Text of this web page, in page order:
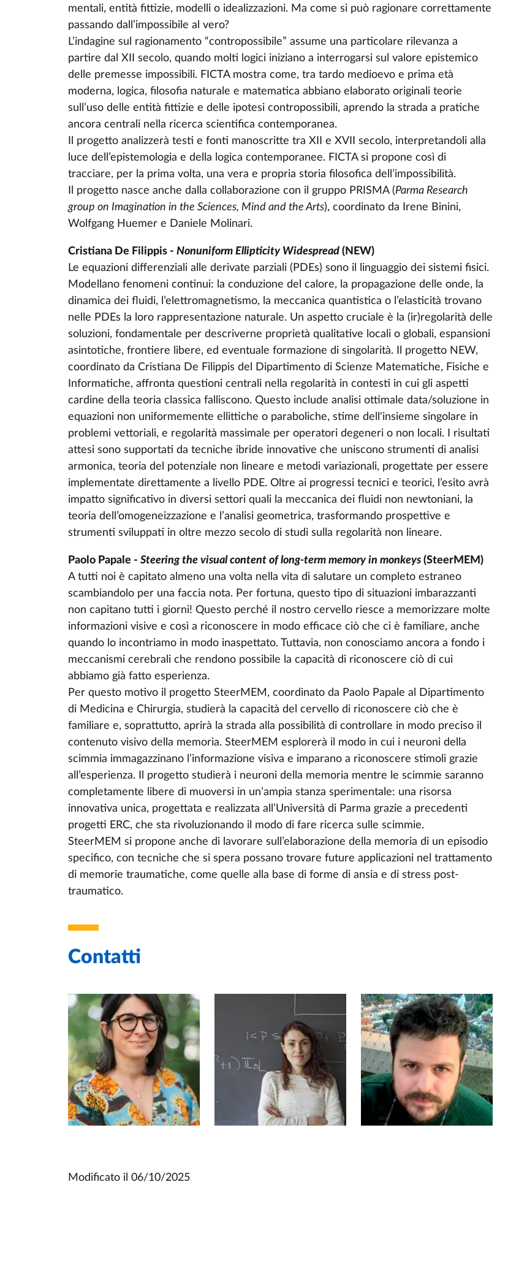
mentali, entità fittizie, modelli o idealizzazioni. Ma come si può ragionare correttamente
passando dall’impossibile al vero?
L’indagine sul ragionamento “contropossibile” assume una particolare rilevanza a
partire dal XII secolo, quando molti logici iniziano a interrogarsi sul valore epistemico
delle premesse impossibili. FICTA mostra come, tra tardo medioevo e prima età
moderna, logica, filosofia naturale e matematica abbiano elaborato originali teorie
sull’uso delle entità fittizie e delle ipotesi contropossibili, aprendo la strada a pratiche
ancora centrali nella ricerca scientifica contemporanea.
Il progetto analizzerà testi e fonti manoscritte tra XII e XVII secolo, interpretandoli alla
luce dell’epistemologia e della logica contemporanee. FICTA si propone così di
tracciare, per la prima volta, una vera e propria storia filosofica dell’impossibilità.
Il progetto nasce anche dalla collaborazione con il gruppo PRISMA (Parma Research
group on Imagination in the Sciences, Mind and the Arts), coordinato da Irene Binini,
Wolfgang Huemer e Daniele Molinari.
Cristiana De Filippis - Nonuniform Ellipticity Widespread (NEW)
Le equazioni differenziali alle derivate parziali (PDEs) sono il linguaggio dei sistemi fisici.
Modellano fenomeni continui: la conduzione del calore, la propagazione delle onde, la
dinamica dei fluidi, l’elettromagnetismo, la meccanica quantistica o l’elasticità trovano
nelle PDEs la loro rappresentazione naturale. Un aspetto cruciale è la (ir)regolarità delle
soluzioni, fondamentale per descriverne proprietà qualitative locali o globali, espansioni
asintotiche, frontiere libere, ed eventuale formazione di singolarità. Il progetto NEW,
coordinato da Cristiana De Filippis del Dipartimento di Scienze Matematiche, Fisiche e
Informatiche, affronta questioni centrali nella regolarità in contesti in cui gli aspetti
cardine della teoria classica falliscono. Questo include analisi ottimale data/soluzione in
equazioni non uniformemente ellittiche o paraboliche, stime dell'insieme singolare in
problemi vettoriali, e regolarità massimale per operatori degeneri o non locali. I risultati
attesi sono supportati da tecniche ibride innovative che uniscono strumenti di analisi
armonica, teoria del potenziale non lineare e metodi variazionali, progettate per essere
implementate direttamente a livello PDE. Oltre ai progressi tecnici e teorici, l’esito avrà
impatto significativo in diversi settori quali la meccanica dei fluidi non newtoniani, la
teoria dell’omogeneizzazione e l’analisi geometrica, trasformando prospettive e
strumenti sviluppati in oltre mezzo secolo di studi sulla regolarità non lineare.
Paolo Papale - Steering the visual content of long-term memory in monkeys (SteerMEM)
A tutti noi è capitato almeno una volta nella vita di salutare un completo estraneo
scambiandolo per una faccia nota. Per fortuna, questo tipo di situazioni imbarazzanti
non capitano tutti i giorni! Questo perché il nostro cervello riesce a memorizzare molte
informazioni visive e così a riconoscere in modo efficace ciò che ci è familiare, anche
quando lo incontriamo in modo inaspettato. Tuttavia, non conosciamo ancora a fondo i
meccanismi cerebrali che rendono possibile la capacità di riconoscere ciò di cui
abbiamo già fatto esperienza.
Per questo motivo il progetto SteerMEM, coordinato da Paolo Papale al Dipartimento
di Medicina e Chirurgia, studierà la capacità del cervello di riconoscere ciò che è
familiare e, soprattutto, aprirà la strada alla possibilità di controllare in modo preciso il
contenuto visivo della memoria. SteerMEM esplorerà il modo in cui i neuroni della
scimmia immagazzinano l’informazione visiva e imparano a riconoscere stimoli grazie
all’esperienza. Il progetto studierà i neuroni della memoria mentre le scimmie saranno
completamente libere di muoversi in un’ampia stanza sperimentale: una risorsa
innovativa unica, progettata e realizzata all’Università di Parma grazie a precedenti
progetti ERC, che sta rivoluzionando il modo di fare ricerca sulle scimmie.
SteerMEM si propone anche di lavorare sull’elaborazione della memoria di un episodio
specifico, con tecniche che si spera possano trovare future applicazioni nel trattamento
di memorie traumatiche, come quelle alla base di forme di ansia e di stress post-
traumatico.
Contatti
Modificato il 06/10/2025